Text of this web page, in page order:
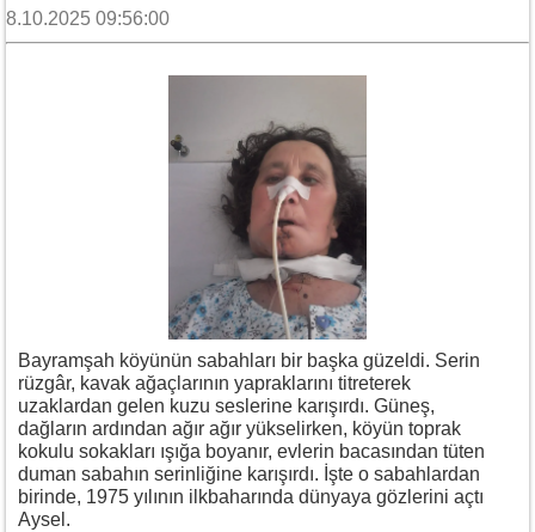
8.10.2025 09:56:00
Bayramşah köyünün sabahları bir başka güzeldi. Serin
rüzgâr, kavak ağaçlarının yapraklarını titreterek
uzaklardan gelen kuzu seslerine karışırdı. Güneş,
dağların ardından ağır ağır yükselirken, köyün toprak
kokulu sokakları ışığa boyanır, evlerin bacasından tüten
duman sabahın serinliğine karışırdı. İşte o sabahlardan
birinde, 1975 yılının ilkbaharında dünyaya gözlerini açtı
Aysel.